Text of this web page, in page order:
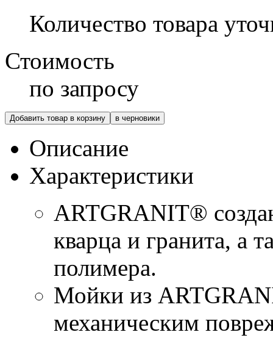
Количество товара
Стоимость
по запросу
Добавить товар в корзину в черновики
Описание
Характеристики
ARTGRANIT®
кварца и гранита, а
полимера.
Мойки из
механическим